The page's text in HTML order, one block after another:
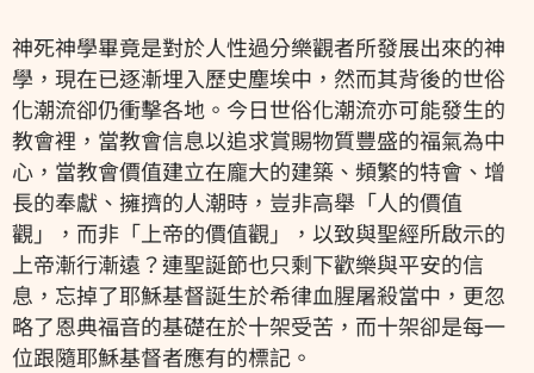
神死神學畢竟是對於人性過分樂觀者所發展出來的神
學，現在已逐漸埋入歷史塵埃中，然而其背後的世俗
化潮流卻仍衝擊各地。今日世俗化潮流亦可能發生的
教會裡，當教會信息以追求賞賜物質豐盛的福氣為中
心，當教會價值建立在龐大的建築、頻繁的特會、增
長的奉獻、擁擠的人潮時，豈非高舉「人的價值
觀」，而非「上帝的價值觀」，以致與聖經所啟示的
上帝漸行漸遠？連聖誕節也只剩下歡樂與平安的信
息，忘掉了耶穌基督誕生於希律血腥屠殺當中，更忽
略了恩典福音的基礎在於十架受苦，而十架卻是每一
位跟隨耶穌基督者應有的標記。